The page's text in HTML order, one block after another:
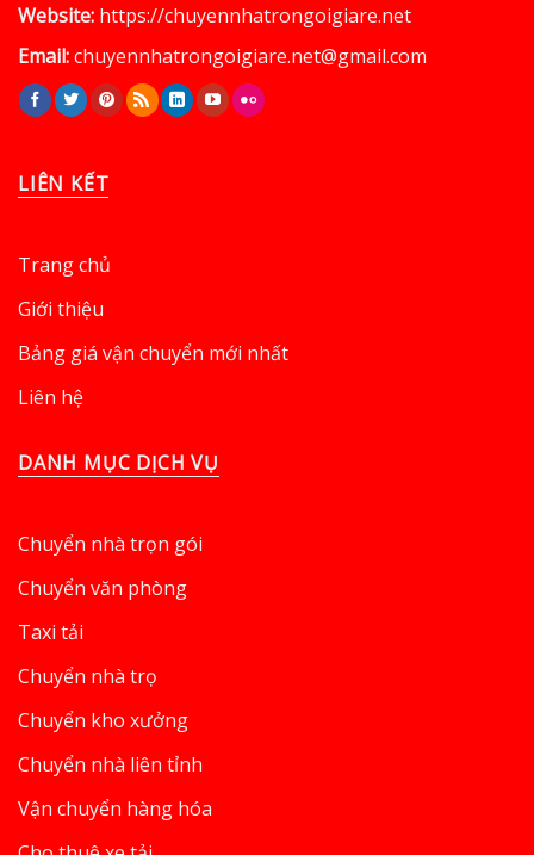
Website: https://chuyennhatrongoigiare.net
Email:chuyennhatrongoigiare.net@gmail.com
LIÊN KẾT
Trang chủ
Giới thiệu
Bảng giá vận chuyển mới nhất
Liên hệ
DANH MỤC DỊCH VỤ
Chuyển nhà trọn gói
Chuyển văn phòng
Taxi tải
Chuyển nhà trọ
Chuyển kho xưởng
Chuyển nhà liên tỉnh
Vận chuyển hàng hóa